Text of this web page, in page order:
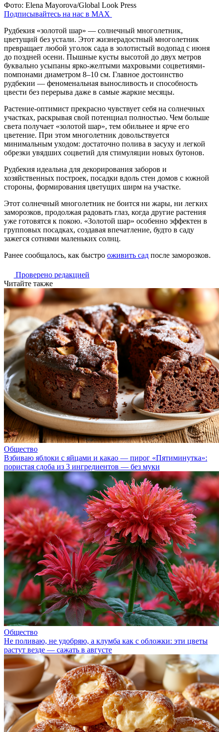
Фото: Elena Mayorova/Global Look Press
Подписывайтесь на нас в MAX
Рудбекия «золотой шар» — солнечный многолетник,
цветущий без устали. Этот жизнерадостный многолетник
превращает любой уголок сада в золотистый водопад с июня
до поздней осени. Пышные кусты высотой до двух метров
буквально усыпаны ярко-желтыми махровыми соцветиями-
помпонами диаметром 8–10 см. Главное достоинство
рудбекии — феноменальная выносливость и способность
цвести без перерыва даже в самые жаркие месяцы.
Растение-оптимист прекрасно чувствует себя на солнечных
участках, раскрывая свой потенциал полностью. Чем больше
света получает «золотой шар», тем обильнее и ярче его
цветение. При этом многолетник довольствуется
минимальным уходом: достаточно полива в засуху и легкой
обрезки увядших соцветий для стимуляции новых бутонов.
Рудбекия идеальна для декорирования заборов и
хозяйственных построек, посадки вдоль стен домов с южной
стороны, формирования цветущих ширм на участке.
Этот солнечный многолетник не боится ни жары, ни легких
заморозков, продолжая радовать глаз, когда другие растения
уже готовятся к покою. «Золотой шар» особенно эффектен в
групповых посадках, создавая впечатление, будто в саду
зажегся сотнями маленьких солнц.
Ранее сообщалось, как быстро оживить сад после заморозков.
Проверено редакцией
Читайте также
Общество
Взбиваю яблоки с яйцами и какао — пирог «Пятиминутка»:
пористая сдоба из 3 ингредиентов — без муки
Общество
Не поливаю, не удобряю, а клумба как с обложки: эти цветы
растут везде — сажать в августе